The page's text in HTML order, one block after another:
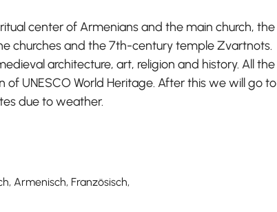
center of Armenians and the main church, the
churches and the 7th-century temple Zvartnots.
architecture, art, religion and history. All the
UNESCO World Heritage. After this we will go to
due to weather.
Armenisch, Französisch,